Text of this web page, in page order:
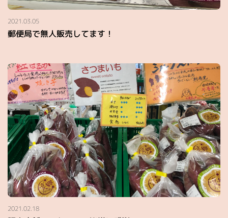
2021.03.05
郵便局で無人販売してます！
2021.02.18